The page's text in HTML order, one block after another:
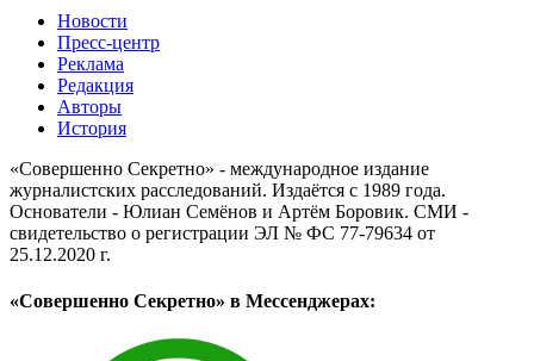
Новости
Пресс-центр
Реклама
Редакция
Авторы
История
«Совершенно Секретно» - международное издание
журналистских расследований. Издаётся с 1989 года.
Основатели - Юлиан Семёнов и Артём Боровик. CМИ -
свидетельство о регистрации ЭЛ № ФС 77-79634 от
25.12.2020 г.
«Совершенно Секретно» в Мессенджерах: